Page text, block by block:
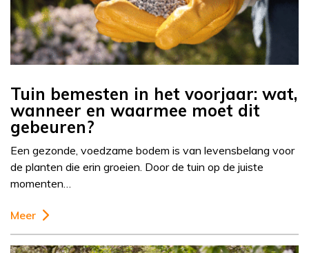
Tuin bemesten in het voorjaar: wat,
wanneer en waarmee moet dit
gebeuren?
Een gezonde, voedzame bodem is van levensbelang voor
de planten die erin groeien. Door de tuin op de juiste
momenten…
Meer